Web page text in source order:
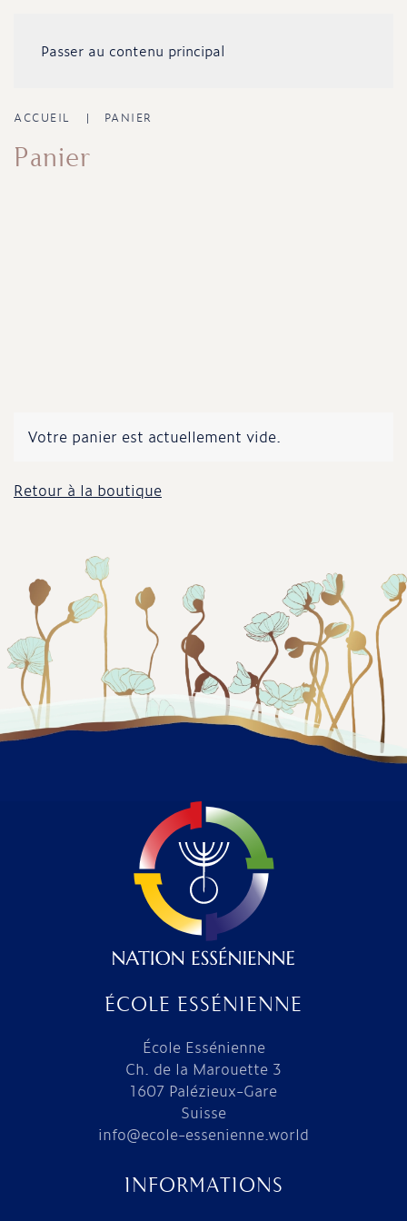
Passer au contenu principal
ACCUEIL PANIER
Panier
Votre panier est actuellement vide.
Retour à la boutique
ÉCOLE ESSÉNIENNE
École Essénienne
Ch. de la Marouette 3
1607 Palézieux-Gare
Suisse
info@ecole-essenienne.world
INFORMATIONS